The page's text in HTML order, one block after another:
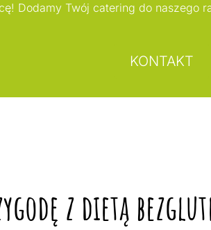
Dodamy Twój catering do naszego
KONTAKT
z dietą